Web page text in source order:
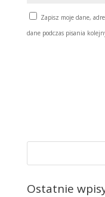
Zapisz moje dane,
dane podczas pisania
Ostatnie